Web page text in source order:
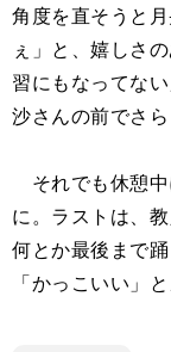
角度を直そうと
ぇ」と、嬉しさ
習にもなってな
沙さんの前でさ
それでも休憩
に。ラストは、
何とか最後まで
「かっこいい」